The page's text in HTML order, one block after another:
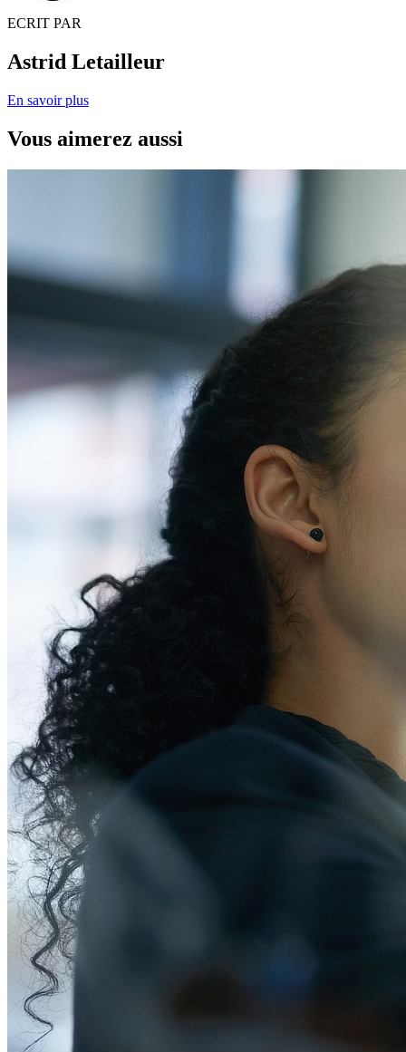
ECRIT PAR
Astrid Letailleur
En savoir plus
Vous aimerez aussi